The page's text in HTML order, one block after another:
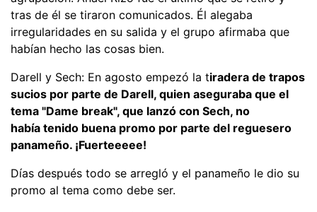
tras de él se tiraron comunicados. Él alegaba
irregularidades en su salida y el grupo afirmaba que
habían hecho las cosas bien.
Darell y Sech: En agosto empezó la tiradera de trapos
sucios por parte de Darell, quien aseguraba que el
tema "Dame break", que lanzó con Sech, no
había tenido buena promo por parte del reguesero
panameño. ¡Fuerteeeee!
Días después todo se arregló y el panameño le dio su
promo al tema como debe ser.